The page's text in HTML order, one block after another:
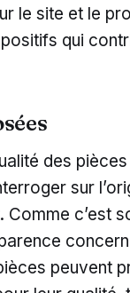
le site et le
qui
des
sur
c’est
peuvent